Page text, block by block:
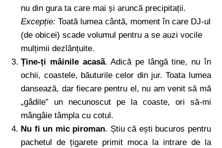
nu din gura ta care mai și aruncă precipitații.
Excepție: Toată lumea cântă, moment în care DJ-ul
(de obicei) scade volumul pentru a se auzi vocile
mulțimii dezlănțuite.
Ține-ți mâinile acasã. Adică pe lângă tine, nu în
ochii, coastele, băuturile celor din jur. Toata lumea
dansează, dar fiecare pentru el, nu am venit să mă
„gâdile” un necunoscut pe la coaste, ori să-mi
mângâie tâmpla cu cotul.
Nu fi un mic piroman. Știu că ești bucuros pentru
pachetul de țigarete primit moca la intrare de la